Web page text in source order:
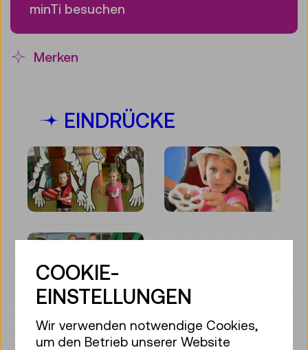
minTi besuchen
Merken
EINDRÜCKE
COOKIE-
EINSTELLUNGEN
Wir verwenden notwendige Cookies,
um den Betrieb unserer Website